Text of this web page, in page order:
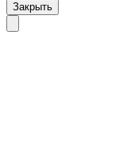
Закрыть